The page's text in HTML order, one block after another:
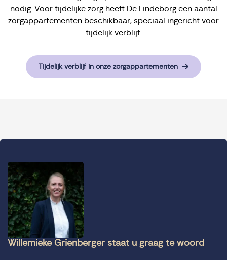
nodig. Voor tijdelijke zorg heeft De Lindeborg een aantal
zorgappartementen beschikbaar, speciaal ingericht voor
tijdelijk verblijf.
Tijdelijk verblijf in onze zorgappartementen
Willemieke Grienberger staat u graag te woord